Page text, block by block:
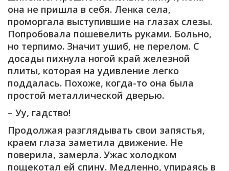
она не пришла в себя. Ленка села,
проморгала выступившие на глазах слезы.
Попробовала пошевелить руками. Больно,
но терпимо. Значит ушиб, не перелом. С
досады пихнула ногой край железной
плиты, которая на удивление легко
поддалась. Похоже, когда-то она была
простой металлической дверью.
– Уу, гадство!
Продолжая разглядывать свои запястья,
краем глаза заметила движение. Не
поверила, замерла. Ужас холодком
пощекотал ей спину. Медленно, упираясь в